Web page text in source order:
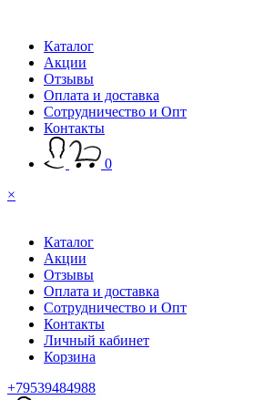
Каталог
Акции
Отзывы
Оплата и доставка
Сотрудничество и Опт
Контакты
0
×
Каталог
Акции
Отзывы
Оплата и доставка
Сотрудничество и Опт
Контакты
Личный кабинет
Корзина
+79539484988